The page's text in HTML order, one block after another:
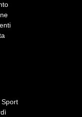
Sport